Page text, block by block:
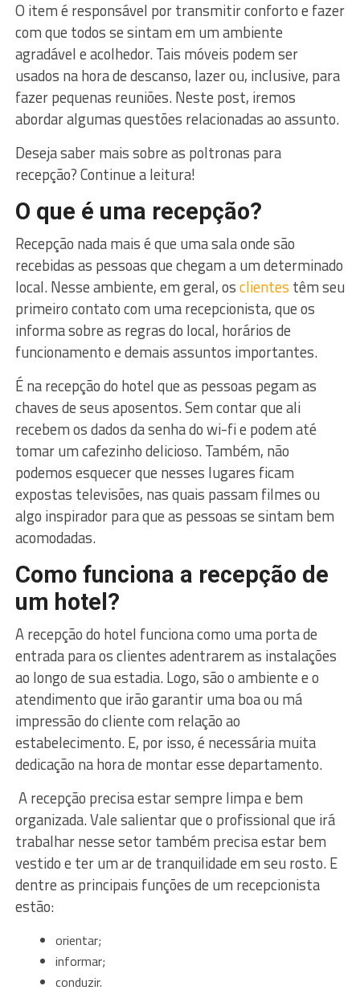
O item é responsável por transmitir conforto e fazer
com que todos se sintam em um ambiente
agradável e acolhedor. Tais móveis podem ser
usados na hora de descanso, lazer ou, inclusive, para
fazer pequenas reuniões. Neste post, iremos
abordar algumas questões relacionadas ao assunto.
Deseja saber mais sobre as poltronas para
recepção? Continue a leitura!
O que é uma recepção?
Recepção nada mais é que uma sala onde são
recebidas as pessoas que chegam a um determinado
local. Nesse ambiente, em geral, osclientes têm seu
primeiro contato com uma recepcionista, que os
informa sobre as regras do local, horários de
funcionamento e demais assuntos importantes.
É na recepção do hotel que as pessoas pegam as
chaves de seus aposentos. Sem contar que ali
recebem os dados da senha do wi-fi e podem até
tomar um cafezinho delicioso. Também, não
podemos esquecer que nesses lugares ficam
expostas televisões, nas quais passam filmes ou
algo inspirador para que as pessoas se sintam bem
acomodadas.
Como funciona a recepção de
um hotel?
A recepção do hotel funciona como uma porta de
entrada para os clientes adentrarem as instalações
ao longo de sua estadia. Logo, são o ambiente e o
atendimento que irão garantir uma boa ou má
impressão do cliente com relação ao
estabelecimento. E, por isso, é necessária muita
dedicação na hora de montar esse departamento.
A recepção precisa estar sempre limpa e bem
organizada. Vale salientar que o profissional que irá
trabalhar nesse setor também precisa estar bem
vestido e ter um ar de tranquilidade em seu rosto. E
dentre as principais funções de um recepcionista
estão:
orientar;
informar;
conduzir.